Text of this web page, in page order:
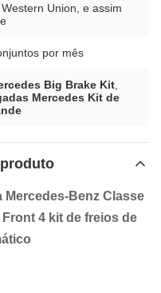
Union, e assim
por mês
Big Brake Kit
Mercedes Kit de
Mercedes-Benz Classe
4 kit de freios de